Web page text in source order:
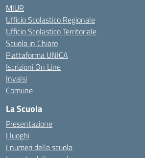
MIUR
Ufficio Scolastico Regionale
Ufficio Scolastico Territoriale
Scuola in Chiaro
Piattaforma UNICA
Iscrizioni On Line
Invalsi
Comune
La Scuola
Presentazione
I luoghi
I numeri della scuola